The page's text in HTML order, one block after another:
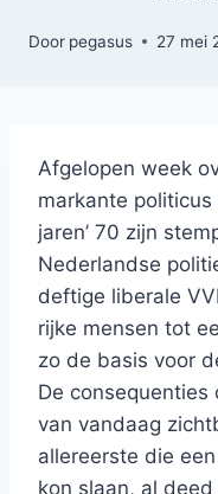
Door pegasus 27 mei
Afgelopen week
markante
jaren’ 70 zijn
Nederlandse
deftige liberale
rijke mensen tot
zo de basis voor
De
van vandaag
allereerste die
kon slaan, al